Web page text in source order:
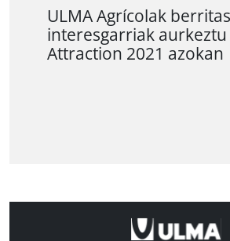
ULMA Agrícolak
interesgarriak
Attraction 2021 azokan